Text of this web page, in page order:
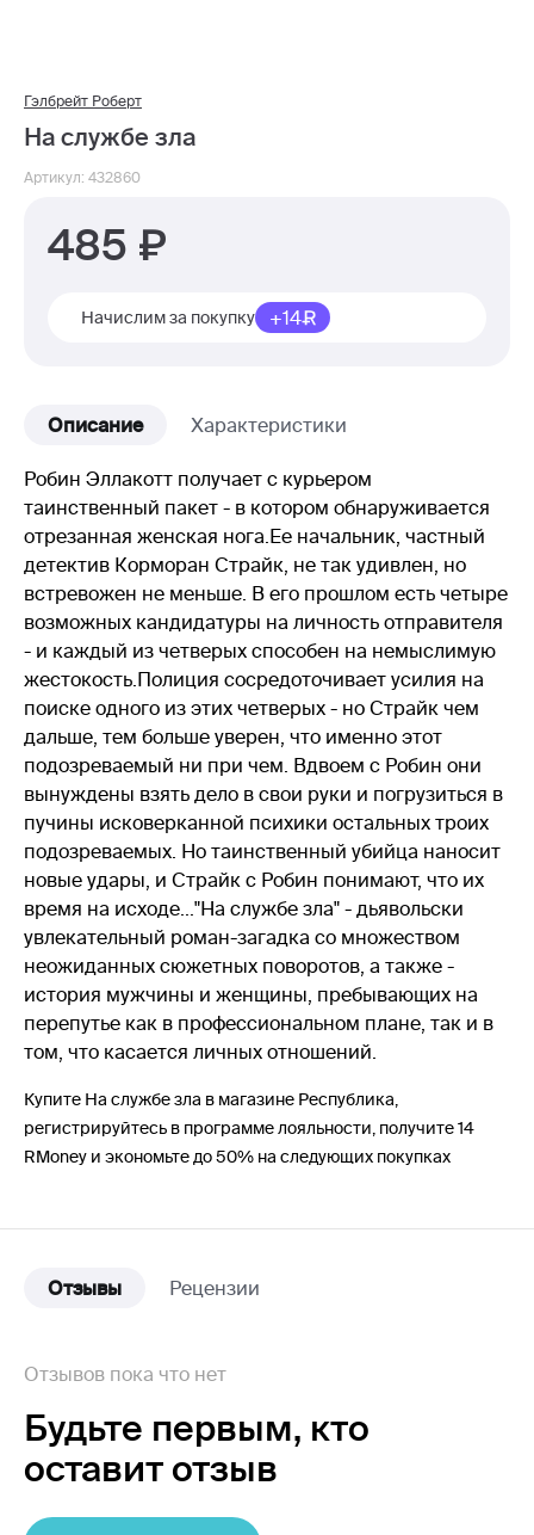
Гэлбрейт Роберт
На службе зла
Артикул: 432860
485
Начислим за покупку +14
Описание Характеристики
Робин Эллакотт получает с курьером
таинственный пакет - в котором обнаруживается
отрезанная женская нога.Ее начальник, частный
детектив Корморан Страйк, не так удивлен, но
встревожен не меньше. В его прошлом есть четыре
возможных кандидатуры на личность отправителя
- и каждый из четверых способен на немыслимую
жестокость.Полиция сосредоточивает усилия на
поиске одного из этих четверых - но Страйк чем
дальше, тем больше уверен, что именно этот
подозреваемый ни при чем. Вдвоем с Робин они
вынуждены взять дело в свои руки и погрузиться в
пучины исковерканной психики остальных троих
подозреваемых. Но таинственный убийца наносит
новые удары, и Страйк с Робин понимают, что их
время на исходе..."На службе зла" - дьявольски
увлекательный роман-загадка со множеством
неожиданных сюжетных поворотов, а также -
история мужчины и женщины, пребывающих на
перепутье как в профессиональном плане, так и в
том, что касается личных отношений.
Купите На службе зла в магазине Республика,
регистрируйтесь в программе лояльности, получите 14
RMoney и экономьте до 50% на следующих покупках
Отзывы Рецензии
Отзывов пока что нет
Будьте первым, кто
оставит отзыв